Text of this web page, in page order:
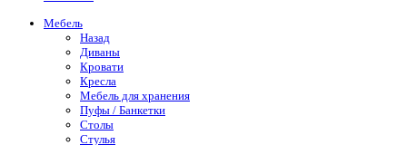
Мебель
Назад
Диваны
Кровати
Кресла
Мебель для хранения
Пуфы / Банкетки
Столы
Стулья